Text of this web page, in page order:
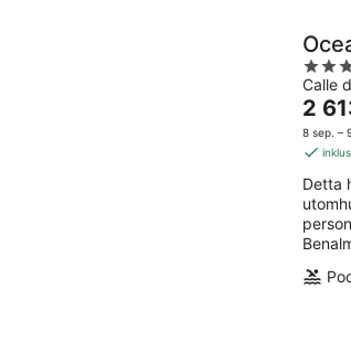
4
out
of
5
Calle
Priset
är
2
natt
2
8 sep. –
Detta